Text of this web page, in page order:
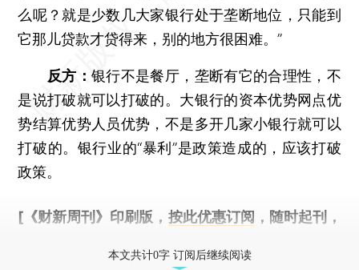
么呢？就是少数几大家银行处于垄断地位，只能到
它那儿贷款才贷得来，别的地方很困难。”
反方：银行不是餐厅，垄断有它的合理性，不
是说打破就可以打破的。大银行的资本优势网点优
势结算优势人员优势，不是多开几家小银行就可以
打破的。银行业的“暴利”是政策造成的，应该打破
政策。
[《财新周刊》印刷版， 按此优惠订阅 ，随时起刊，
本文共计0字 订阅后继续阅读